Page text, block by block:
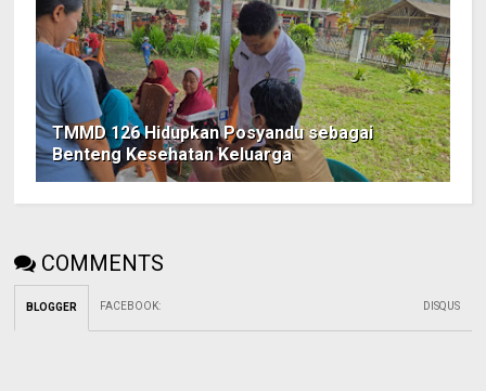
TMMD 126 Hidupkan Posyandu sebagai
Benteng Kesehatan Keluarga
COMMENTS
BLOGGER FACEBOOK: DISQUS